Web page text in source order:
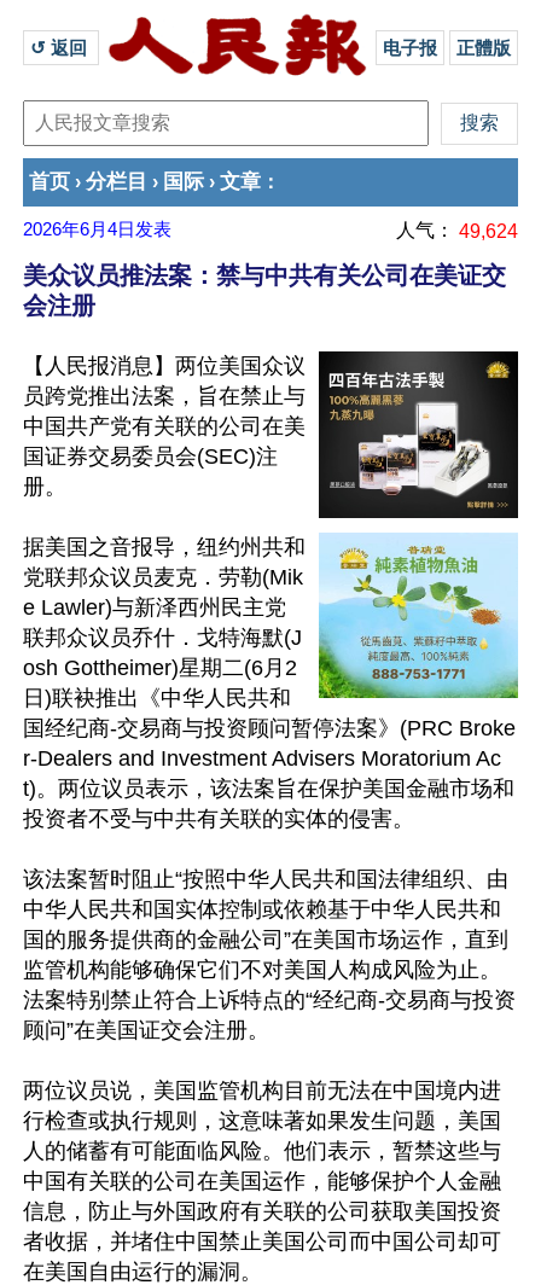
↺ 返回 电子报 正體版
首页 › 分栏目 › 国际 › 文章 ：
2026年6月4日 发表 人气： 49,624
美众议员推法案：禁与中共有关公司在美证交
会注册
【人民报消息】两位美国众议
员跨党推出法案，旨在禁止与
中国共产党有关联的公司在美
国证券交易委员会(SEC)注
册。
据美国之音报导，纽约州共和
党联邦众议员麦克．劳勒(Mik
e Lawler)与新泽西州民主党
联邦众议员乔什．戈特海默(J
osh Gottheimer)星期二(6月2
日)联袂推出《中华人民共和
国经纪商-交易商与投资顾问暂停法案》(PRC Broke
r-Dealers and Investment Advisers Moratorium Ac
t)。两位议员表示，该法案旨在保护美国金融市场和
投资者不受与中共有关联的实体的侵害。
该法案暂时阻止“按照中华人民共和国法律组织、由
中华人民共和国实体控制或依赖基于中华人民共和
国的服务提供商的金融公司”在美国市场运作，直到
监管机构能够确保它们不对美国人构成风险为止。
法案特别禁止符合上诉特点的“经纪商-交易商与投资
顾问”在美国证交会注册。
两位议员说，美国监管机构目前无法在中国境内进
行检查或执行规则，这意味著如果发生问题，美国
人的储蓄有可能面临风险。他们表示，暂禁这些与
中国有关联的公司在美国运作，能够保护个人金融
信息，防止与外国政府有关联的公司获取美国投资
者收据，并堵住中国禁止美国公司而中国公司却可
在美国自由运行的漏洞。